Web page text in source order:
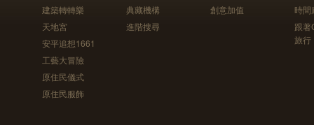
建築轉轉樂
天地宮
安平追想1661
工藝大冒險
原住民儀式
原住民服飾
典藏機構
進階搜尋
創意加值
時間
跟
旅行